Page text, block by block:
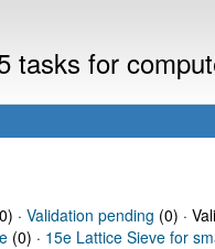
tasks for
· Validation pending (0) ·
(0) · 15e Lattice Sieve for